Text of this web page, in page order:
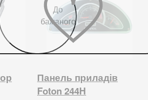
До
бажаного
Панель приладів
Foton 244H